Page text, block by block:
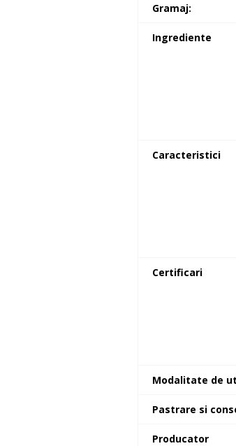
Gramaj:
Ingrediente
Caracteristici
Certificari
Modalitate de
Pastrare si
Producator